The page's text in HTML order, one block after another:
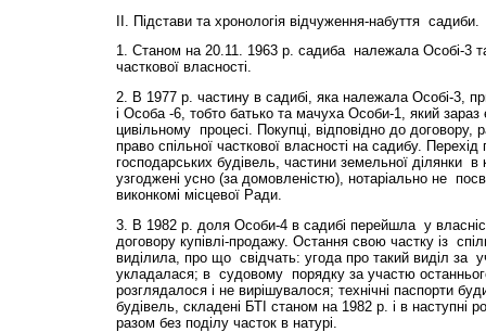
ІІ. Підстави та хронологія відчуження-набуття
1. Станом на 20.11. 1963 р. садиба належала Особі-3 та
часткової власності.
2. В 1977 р. частину в садибі, яка належала Особі-3,
і Особа -6, тобто батько та мачуха Особи-1, який
цивільному процесі. Покупці, відповідно до
право спільної часткової власності на садибу.
господарських будівель, частини земельної ділянки
узгоджені усно (за домовленістю), нотаріально не
виконкомі місцевої Ради.
3. В 1982 р. доля Особи-4 в садибі перейшла у
договору купівлі-продажу. Остання свою частку із
виділила, про що свідчать: угода про такий виділ за
укладалася; в судовому порядку за участю
розглядалося і не вирішувалося; технічні паспорти
будівель, складені БТІ станом на 1982 р. і в наступні
разом без поділу часток в натурі.